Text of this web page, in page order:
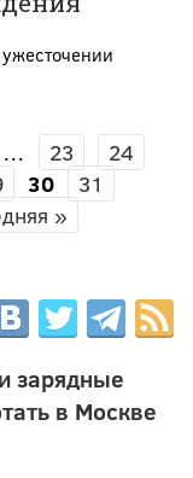
… 23
24
30
31
»
зарядные
в Москве